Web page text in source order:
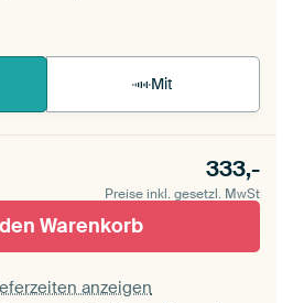
Mit
333,-
Preise inkl. gesetzl. MwSt
Warenkorb
anzeigen